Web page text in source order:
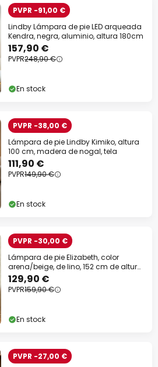
PVPR -91,00 €
Lindby Lámpara de pie LED arqueada
Kendra, negra, aluminio, altura 180cm
157,90 €
PVPR248,90 €
En stock
PVPR -38,00 €
Lámpara de pie Lindby Kimiko, altura
100 cm, madera de nogal, tela
111,90 €
PVPR149,90 €
En stock
PVPR -30,00 €
Lámpara de pie Elizabeth, color
arena/beige, de lino, 152 cm de altura,
E27
129,90 €
PVPR159,90 €
En stock
PVPR -27,00 €